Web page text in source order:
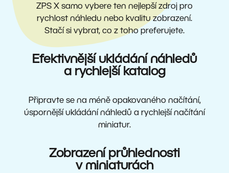
ZPS X samo vybere ten nejlepší zdroj pro
rychlost náhledu nebo kvalitu zobrazení.
Stačí si vybrat, co z toho preferujete.
Efektivnější ukládání náhledů
a rychlejší katalog
Připravte se na méně opakovaného načítání,
úspornější ukládání náhledů a rychlejší načítání
miniatur.
Zobrazení průhlednosti
v miniaturách